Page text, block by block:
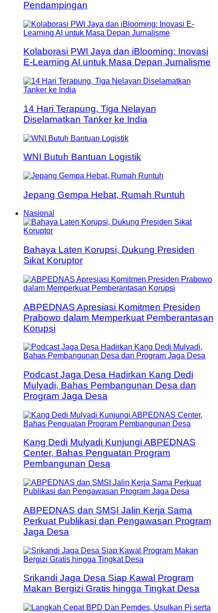
Pendampingan
Kolaborasi PWI Jaya dan iBlooming: Inovasi
E-Learning AI untuk Masa Depan Jurnalisme
14 Hari Terapung, Tiga Nelayan
Diselamatkan Tanker ke India
WNI Butuh Bantuan Logistik
Jepang Gempa Hebat, Rumah Runtuh
Nasional
Bahaya Laten Korupsi, Dukung Presiden
Sikat Koruptor
ABPEDNAS Apresiasi Komitmen Presiden
Prabowo dalam Memperkuat Pemberantasan
Korupsi
Podcast Jaga Desa Hadirkan Kang Dedi
Mulyadi, Bahas Pembangunan Desa dan
Program Jaga Desa
Kang Dedi Mulyadi Kunjungi ABPEDNAS
Center, Bahas Penguatan Program
Pembangunan Desa
ABPEDNAS dan SMSI Jalin Kerja Sama
Perkuat Publikasi dan Pengawasan Program
Jaga Desa
Srikandi Jaga Desa Siap Kawal Program
Makan Bergizi Gratis hingga Tingkat Desa